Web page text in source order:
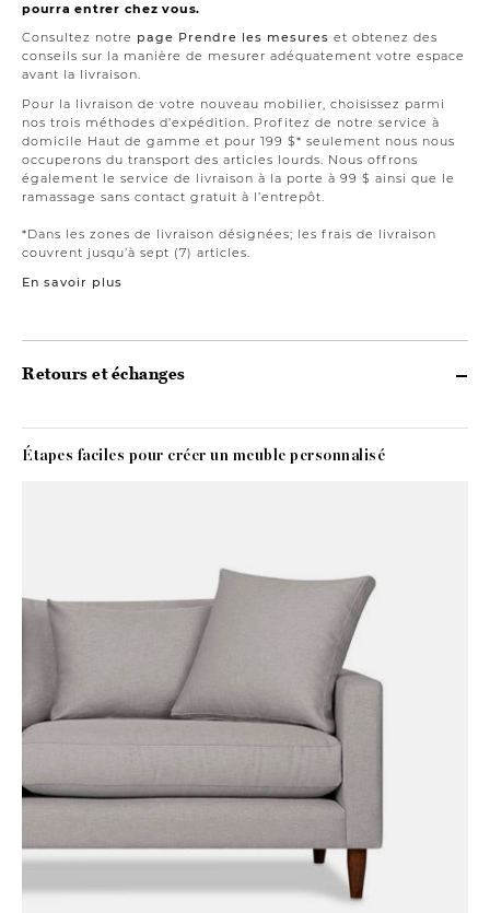
pourra entrer chez vous.
Consultez notre page Prendre les mesures et obtenez des
conseils sur la manière de mesurer adéquatement votre espace
avant la livraison.
Pour la livraison de votre nouveau mobilier, choisissez parmi
nos trois méthodes d’expédition. Profitez de notre service à
domicile Haut de gamme et pour 199 $* seulement nous nous
occuperons du transport des articles lourds. Nous offrons
également le service de livraison à la porte à 99 $ ainsi que le
ramassage sans contact gratuit à l’entrepôt.
*Dans les zones de livraison désignées; les frais de livraison
couvrent jusqu’à sept (7) articles.
En savoir plus
Retours et échanges
Étapes faciles pour créer un meuble personnalisé